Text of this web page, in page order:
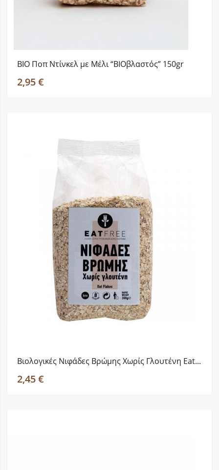
ΒΙΟ Ποπ Ντίνκελ με Μέλι “BIOβλαστός” 150gr
2,95 €
Βιολογικές Νιφάδες Βρώμης Χωρίς Γλουτένη Eat...
2,45 €